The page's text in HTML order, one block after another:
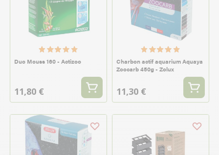
Duo Mouss 160 - Actizoo
11,80 €
Charbon actif aquarium Aquaya
Zoocarb 450g - Zolux
11,30 €